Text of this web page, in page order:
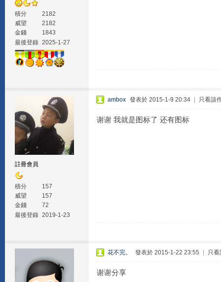
積分
2182
威望
2182
金錢
1843
最後登錄 2025-1-27
註冊會員
積分
157
威望
157
金錢
72
最後登錄 2019-1-23
ambox 發表於 2015-1-9 20:34 只看該
谢谢 我就是图标了 还有图标
花不完。 發表於 2015-1-22 23:55 只看
谢谢分享